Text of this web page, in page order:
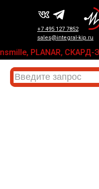
+7 495 127 7852
sales@integral-kip.ru
PLANAR, СКАРД-